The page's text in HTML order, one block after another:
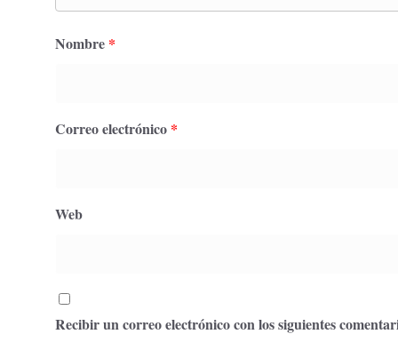
Nombre *
Correo electrónico *
Web
Recibir un correo electrónico con los siguientes